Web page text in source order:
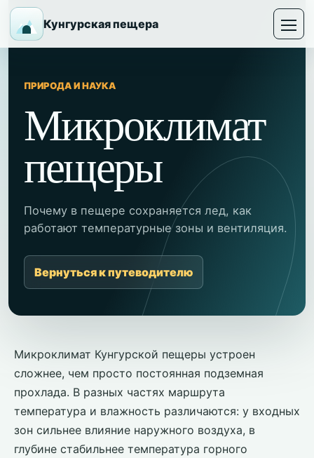
Кунгурская пещера
ПРИРОДА И НАУКА
Микроклимат
пещеры
Почему в пещере сохраняется лед, как
работают температурные зоны и вентиляция.
Вернуться к путеводителю
Микроклимат Кунгурской пещеры устроен
сложнее, чем просто постоянная подземная
прохлада. В разных частях маршрута
температура и влажность различаются: у входных
зон сильнее влияние наружного воздуха, в
глубине стабильнее температура горного